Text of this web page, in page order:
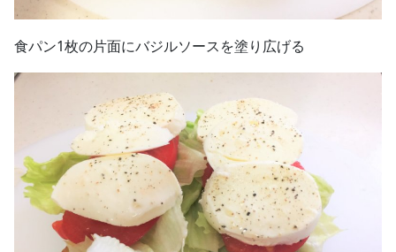
食パン1枚の片面にバジルソースを塗り広げる